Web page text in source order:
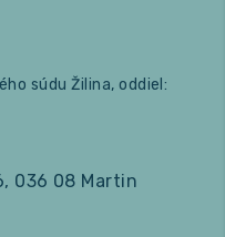
súdu Žilina, oddiel:
036 08 Martin